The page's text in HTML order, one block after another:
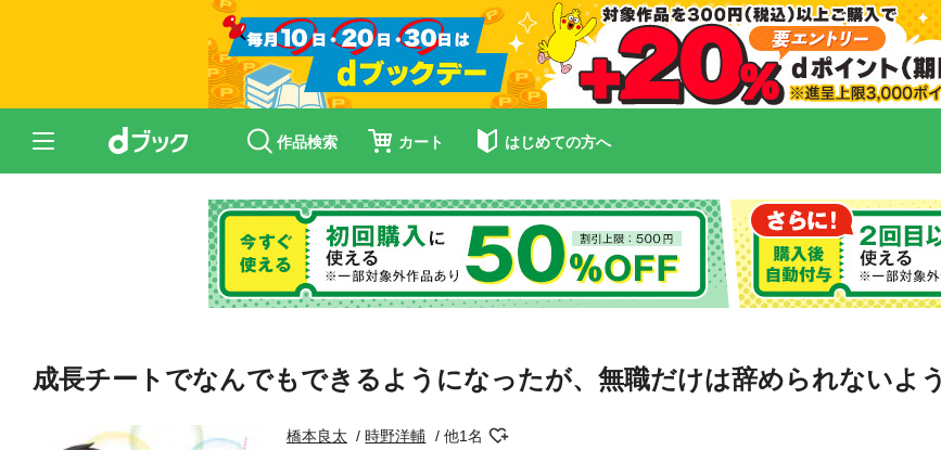
作品検索 カート はじめての方へ
成長チートでなんでもできるようになったが、無職だけは辞められないよ
橋本良太 時野洋輔 他1名